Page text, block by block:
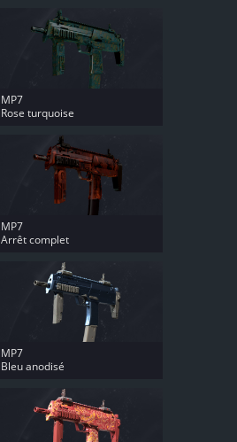
MP7
Rose turquoise
MP7
Arrêt complet
MP7
Bleu anodisé